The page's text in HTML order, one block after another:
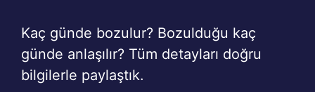
Kaç günde bozulur? Bozulduğu kaç
günde anlaşılır? Tüm detayları doğru
bilgilerle paylaştık.